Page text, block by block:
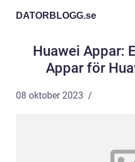
DATORBLOGG.se
Huawei Appar:
Appar för
08 oktober 2023